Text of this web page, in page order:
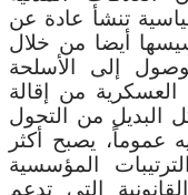
تنشأ عادة عن
أيضا من خلال
إلى الأسلحة
من إقالة
البديل من التحول
يصبح أكثر
المؤسسية
التي تدعم